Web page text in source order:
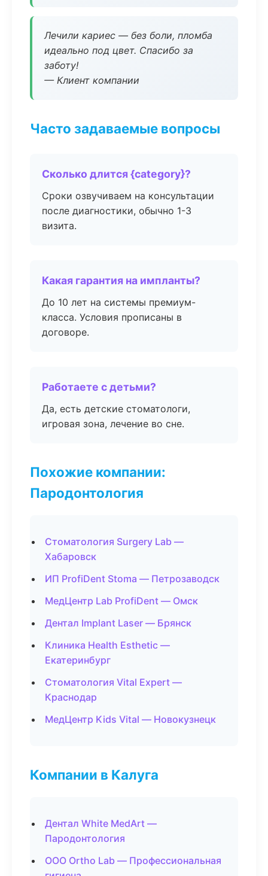
Лечили кариес — без боли, пломба
идеально под цвет. Спасибо за
заботу!
— Клиент компании
Часто задаваемые вопросы
Сколько длится {category}?
Сроки озвучиваем на консультации
после диагностики, обычно 1-3
визита.
Какая гарантия на импланты?
До 10 лет на системы премиум-
класса. Условия прописаны в
договоре.
Работаете с детьми?
Да, есть детские стоматологи,
игровая зона, лечение во сне.
Похожие компании:
Пародонтология
Стоматология Surgery Lab —
Хабаровск
ИП ProfiDent Stoma — Петрозаводск
МедЦентр Lab ProfiDent — Омск
Дентал Implant Laser — Брянск
Клиника Health Esthetic —
Екатеринбург
Стоматология Vital Expert —
Краснодар
МедЦентр Kids Vital — Новокузнецк
Компании в Калуга
Дентал White MedArt —
Пародонтология
ООО Ortho Lab — Профессиональная